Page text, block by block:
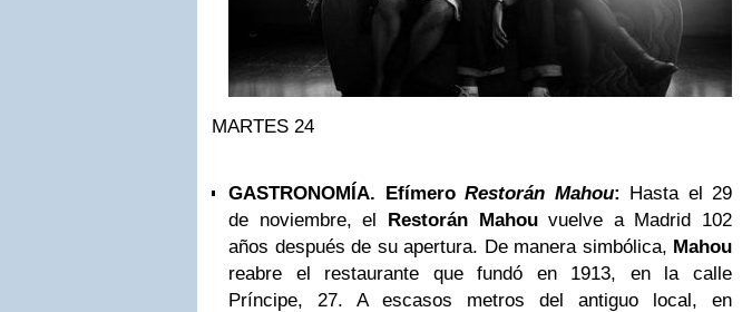
MARTES 24
GASTRONOMÍA. Efímero Restorán Mahou: Hasta el 29
de noviembre, el Restorán Mahouvuelve a Madrid 102
años después de su apertura. De manera simbólica, Mahou
reabre el restaurante que fundó en 1913, en la calle
Príncipe, 27. A escasos metros del antiguo local, en